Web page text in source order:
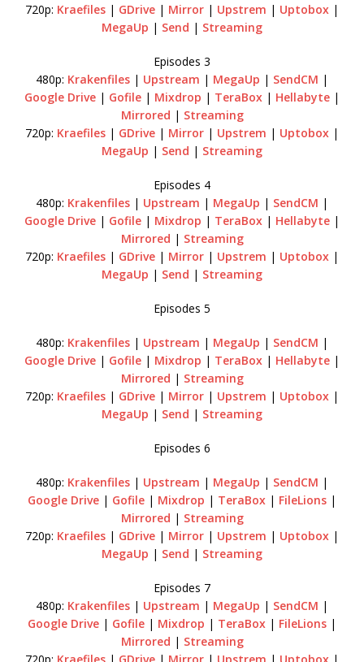
720p: Kraefiles | GDrive | Mirror | Upstrem | Uptobox |
MegaUp | Send | Streaming
Episodes 3
480p: Krakenfiles | Upstream | MegaUp | SendCM |
Google Drive | Gofile | Mixdrop | TeraBox | Hellabyte |
Mirrored | Streaming
720p: Kraefiles | GDrive | Mirror | Upstrem | Uptobox |
MegaUp | Send | Streaming
Episodes 4
480p: Krakenfiles | Upstream | MegaUp | SendCM |
Google Drive | Gofile | Mixdrop | TeraBox | Hellabyte |
Mirrored | Streaming
720p: Kraefiles | GDrive | Mirror | Upstrem | Uptobox |
MegaUp | Send | Streaming
Episodes 5
480p: Krakenfiles | Upstream | MegaUp | SendCM |
Google Drive | Gofile | Mixdrop | TeraBox | Hellabyte |
Mirrored | Streaming
720p: Kraefiles | GDrive | Mirror | Upstrem | Uptobox |
MegaUp | Send | Streaming
Episodes 6
480p: Krakenfiles | Upstream | MegaUp | SendCM |
Google Drive | Gofile | Mixdrop | TeraBox | FileLions |
Mirrored | Streaming
720p: Kraefiles | GDrive | Mirror | Upstrem | Uptobox |
MegaUp | Send | Streaming
Episodes 7
480p: Krakenfiles | Upstream | MegaUp | SendCM |
Google Drive | Gofile | Mixdrop | TeraBox | FileLions |
Mirrored | Streaming
720p: Kraefiles | GDrive | Mirror | Upstrem | Uptobox |